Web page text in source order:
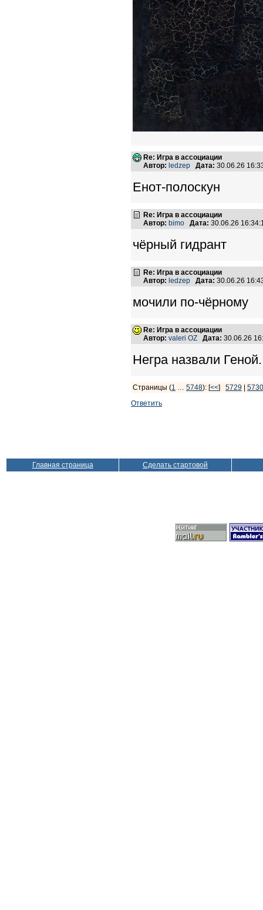
Re: Игра в ассоциации
Автор: ledzep Дата: 30.06.26
Енот-полоскун
Re: Игра в ассоциации
Автор: bimo Дата: 30.06.26
чёрный гидрант
Re: Игра в ассоциации
Автор: ledzep Дата: 30.06.26
мочили по-чёрному
Re: Игра в ассоциации
Автор: valeri OZ Дата: 30.06.26
Негра назвали
Страницы (1 … 5748): [<<] 5729
5730
Ответить
Главная страница Сделать стартовой